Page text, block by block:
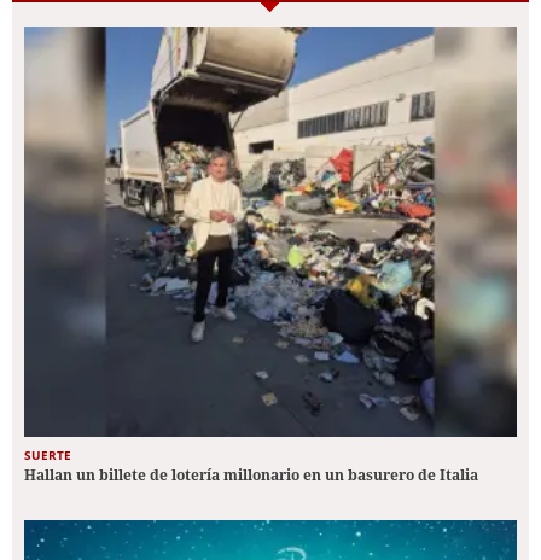
SUERTE
Hallan un billete de lotería millonario en un basurero de Italia